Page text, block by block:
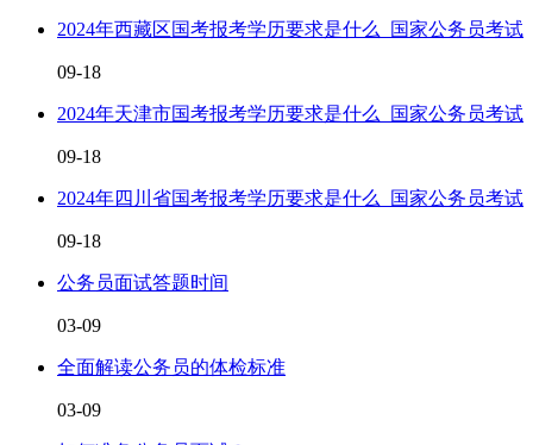
2024年西藏区国考报考学历要求是什么_国家公务员考试
09-18
2024年天津市国考报考学历要求是什么_国家公务员考试
09-18
2024年四川省国考报考学历要求是什么_国家公务员考试
09-18
公务员面试答题时间
03-09
全面解读公务员的体检标准
03-09